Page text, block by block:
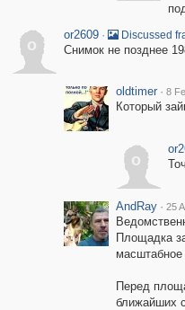
o
or2609 · Discussed
Снимок не позднее
oldtimer · 8
Который
o
AndRay · 25
Площадка
масштабное
Перед
ближайших